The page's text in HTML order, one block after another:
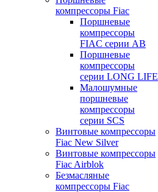
компрессоры Fiac
Поршневые
компрессоры
FIAC серии AB
Поршневые
компрессоры
серии LONG LIFE
Малошумные
поршневые
компрессоры
серии SCS
Винтовые компрессоры
Fiac New Silver
Винтовые компрессоры
Fiac Airblok
Безмасляные
компрессоры Fiac